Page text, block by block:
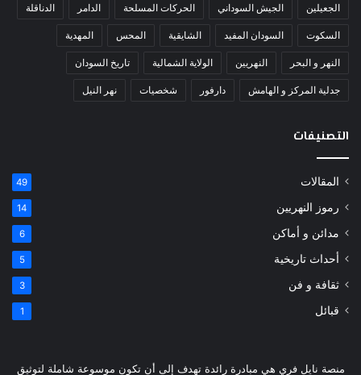
الجعيلين الجيش السوداني الحركات المسلحة الدامر الدناقلة
السكوت السودان المفيد الشايقية المحس المهدية
النهر و البحر النهريين الولاية الشمالية تاريخ السودان
جدلية المركز و الهامش دارفور شخصيات نهر النيل
التصنيفات
المقالات 49
رموز النهريين 14
مدائن و أماكن 6
أحداث تاريخية 5
ثقافة و فن 3
قبائل 1
منصة نايل فري هي مبادرة رائدة تهدف إلى أن تكون موسوعة شاملة لتوثيق